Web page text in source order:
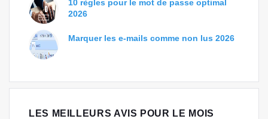
10 règles pour le mot de passe optimal
2026
Marquer les e-mails comme non lus 2026
LES MEILLEURS AVIS POUR LE MOIS